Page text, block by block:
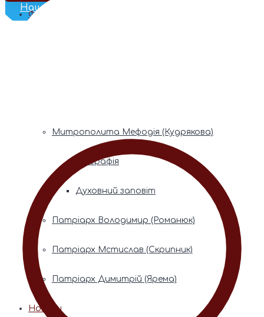
Наш Телеграм
Фонди пам’яті
Митрополита Мефодія (Кудрякова)
Біографія
Духовний заповіт
Патріарх Володимир (Романюк)
Патріарх Мстислав (Скрипник)
Патріарх Димитрій (Ярема)
Новини